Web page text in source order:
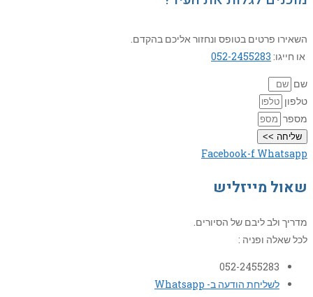
השאירו פרטים בטופס ונחזור אליכם בהקדם.
או חייגו: 052-2455283
שם
טלפון
מספר
שליחה >>
Facebook-fWhatsapp
שאול מייזליש
מדריך ולב ליבם של הסיורים.
לכל שאלה ופניה :
052-2455283
לשליחת הודעה ב- Whatsapp